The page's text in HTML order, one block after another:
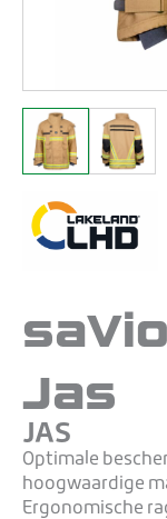
Jas
JAS
Optimale
hoogwaardige
Ergonomische